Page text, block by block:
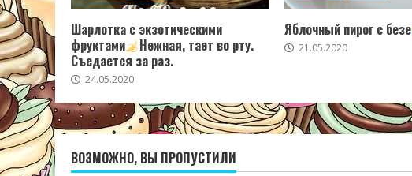
Шарлотка с экзотическими
фруктами
Нежная, тает во рту.
Съедается за раз.
24.05.2020
Яблочный пирог с безе
21.05.2020
ВОЗМОЖНО, ВЫ ПРОПУСТИЛИ